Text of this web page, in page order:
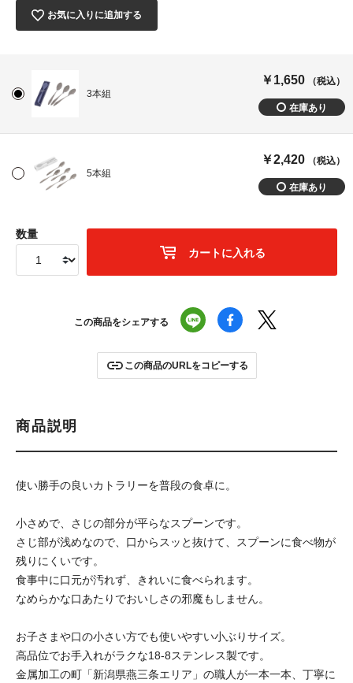
お気に入りに追加する
3本組
￥1,650 （税込）
5本組
￥2,420 （税込）
数量
カートに入れる
この商品をシェアする
この商品のURLをコピーする
商品説明
使い勝手の良いカトラリーを普段の食卓に。
小さめで、さじの部分が平らなスプーンです。
さじ部が浅めなので、口からスッと抜けて、スプーンに食べ物が
残りにくいです。
食事中に口元が汚れず、きれいに食べられます。
なめらかな口あたりでおいしさの邪魔もしません。
お子さまや口の小さい方でも使いやすい小ぶりサイズ。
高品位でお手入れがラクな18-8ステンレス製です。
金属加工の町「新潟県燕三条エリア」の職人が一本一本、丁寧に